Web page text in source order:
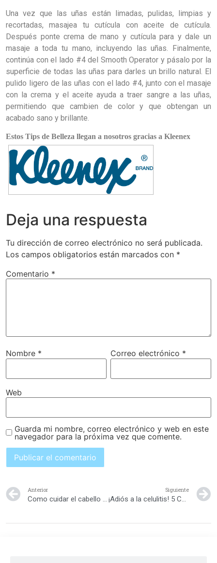
Una vez que las uñas están limadas, pulidas, limpias y
recortadas, masajea tu cutícula con aceite de cutícula.
Después ponte crema de mano y cutícula para y dale un
masaje a toda tu mano, incluyendo las uñas. Finalmente,
continúa con el lado #4 del Smooth Operator y pásalo por la
superficie de todas las uñas para darles un brillo natural. El
pulido ligero de las uñas con el lado #4, junto con el masaje
con la crema y el aceite ayuda a traer sangre a las uñas,
permitiendo que cambien de color y que obtengan un
acabado sano y brillante.
Estos Tips de Belleza llegan a nosotros gracias a Kleenex
Deja una respuesta
Tu dirección de correo electrónico no será publicada.
Los campos obligatorios están marcados con *
Comentario *
Nombre * Correo electrónico *
Web
Guarda mi nombre, correo electrónico y web en este
navegador para la próxima vez que comente.
Anterior
Como cuidar el cabello rizado en las niñas
Siguiente
¡Adiós a la celulitis! 5 Consejos para despedirte de la odiosa piel de naranja